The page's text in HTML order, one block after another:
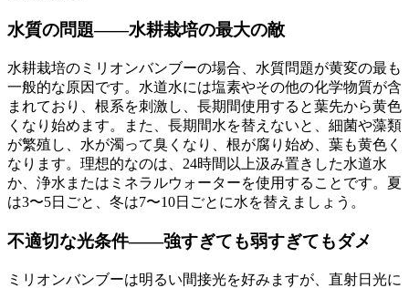
水質の問題——水耕栽培の最大の敵
水耕栽培のミリオンバンブーの場合、水質問題が黄変の最も
一般的な原因です。水道水には塩素やその他の化学物質が含
まれており、根系を刺激し、長期間使用すると葉先から黄色
くなり始めます。また、長期間水を替えないと、細菌や藻類
が繁殖し、水が濁って臭くなり、根が腐り始め、葉も黄色く
なります。理想的なのは、24時間以上汲み置きした水道水
か、浄水またはミネラルウォーターを使用することです。夏
は3〜5日ごと、冬は7〜10日ごとに水を替えましょう。
不適切な光条件——強すぎても弱すぎてもダメ
ミリオンバンブーは明るい間接光を好みますが、直射日光に